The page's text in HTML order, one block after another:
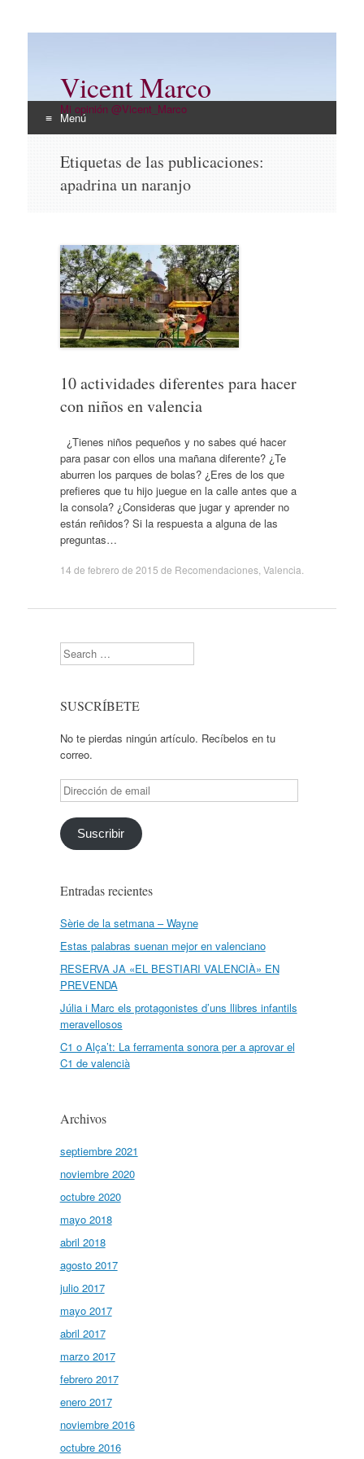
Vicent Marco
Mi opinión @Vicent_Marco
Menú
contenido
Etiquetas de las publicaciones:
apadrina un naranjo
10 actividades diferentes para hacer
con niños en valencia
¿Tienes niños pequeños y no sabes qué hacer
para pasar con ellos una mañana diferente? ¿Te
aburren los parques de bolas? ¿Eres de los que
prefieres que tu hijo juegue en la calle antes que a
la consola? ¿Consideras que jugar y aprender no
están reñidos? Si la respuesta a alguna de las
preguntas…
14 de febrero de 2015 de Recomendaciones, Valencia
Search
SUSCRÍBETE
No te pierdas ningún artículo. Recíbelos en tu
correo.
Dirección
de
email
Suscribir
Entradas recientes
Sèrie de la setmana – Wayne
Estas palabras suenan mejor en valenciano
RESERVA JA «EL BESTIARI VALENCIÀ» EN
PREVENDA
Júlia i Marc els protagonistes d’uns llibres infantils
meravellosos
C1 o Alça’t: La ferramenta sonora per a aprovar el
C1 de valencià
Archivos
septiembre 2021
noviembre 2020
octubre 2020
mayo 2018
abril 2018
agosto 2017
julio 2017
mayo 2017
abril 2017
marzo 2017
febrero 2017
enero 2017
noviembre 2016
octubre 2016